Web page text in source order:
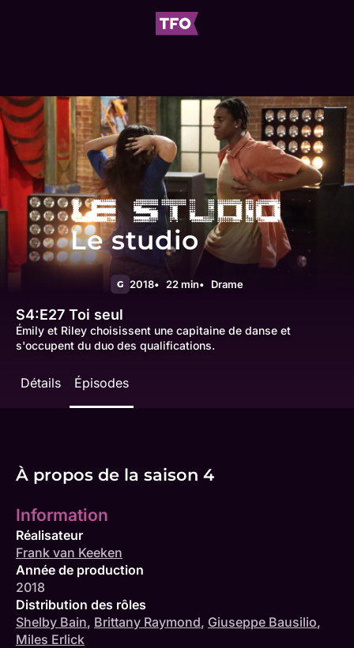
Le studio
G 2018 22 min Drame
S4:E27 Toi seul
Émily et Riley choisissent une capitaine de danse et
s'occupent du duo des qualifications.
Détails Épisodes
À propos de la saison 4
Information
Réalisateur
Frank van Keeken
Année de production
2018
Distribution des rôles
Shelby Bain, Brittany Raymond, Giuseppe Bausilio,
Miles Erlick